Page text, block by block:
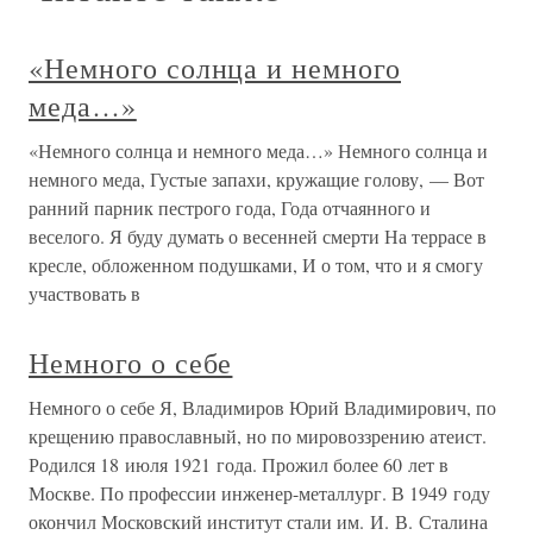
«Немного солнца и немного
меда…»
«Немного солнца и немного меда…» Немного солнца и
немного меда, Густые запахи, кружащие голову, — Вот
ранний парник пестрого года, Года отчаянного и
веселого. Я буду думать о весенней смерти На террасе в
кресле, обложенном подушками, И о том, что и я смогу
участвовать в
Немного о себе
Немного о себе Я, Владимиров Юрий Владимирович, по
крещению православный, но по мировоззрению атеист.
Родился 18 июля 1921 года. Прожил более 60 лет в
Москве. По профессии инженер-металлург. В 1949 году
окончил Московский институт стали им. И. В. Сталина